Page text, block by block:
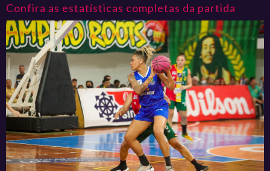
Confira as estatísticas completas da partida